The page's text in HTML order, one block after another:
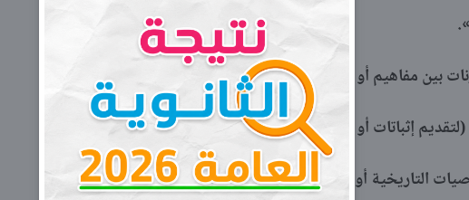
بين مفاهيم أو ظواهر جغرافية).
إثباتات أو أدلة).
أو المفاهيم) [30، 35].